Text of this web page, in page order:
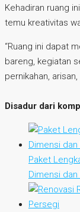
Kehadiran ruang
temu kreativitas
“Ruang ini dapat
bareng, kegiatan
pernikahan,
Disadur dari
Paket
Dimensi dan